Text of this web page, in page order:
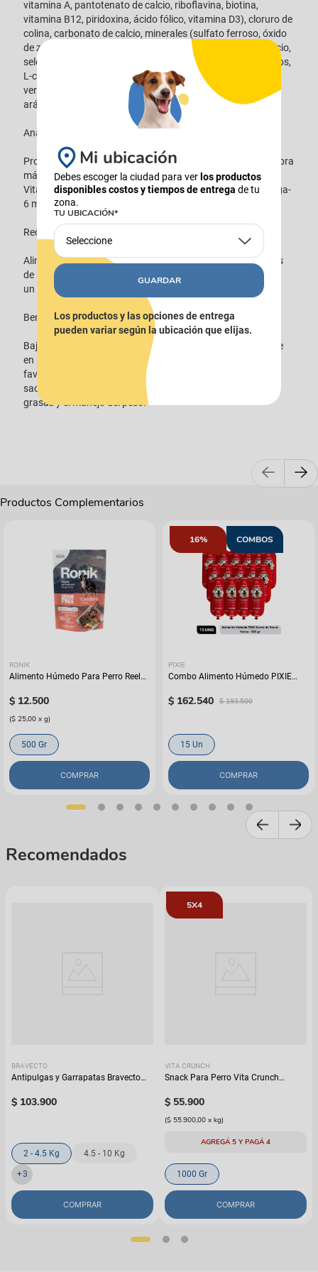
vitamina A, pantotenato de calcio, riboflavina, biotina,
vitamina B12, piridoxina, ácido fólico, vitamina D3), cloruro de
colina, carbonato de calcio, minerales (sulfato ferroso, óxido
de zinc, sulfato de cobre, óxido manganoso, yodato de calcio,
selenito de sodio), taurina, fibra de avena, tocoferoles mixtos,
L-carnitina, sabores naturales (romero, té verde, menta
verde), beta caroteno, manzanas, brócoli, zanahorias,
arándanos, guisantes verdes.
Análisis garantizado:
Proteína mín. 20% (200 g/kg) Grasa mín. 5.5% (55 g/kg) Fibra
máx. 14% (140 g/kg) Humedad máx. 10.5% (105 g/kg)
Vitamina E mín. 600 UI/kg Vitamina C mín. 90 mg/kg Omega-
6 mín. 1.5% (15 g/kg) L-carnitina mín. 200 ppm.
Recomendaciones:
Alimento balanceado y bajo en calorías para perros adultos
de 1 a 6 años de razas pequeñas y miniatura. Conservar en
un lugar fresco y seco. Consulte al médico veterinario.
Beneficios:
Bajo en calorías para ayudar a mantener un peso saludable
en perros con tendencia al sobrepeso. Fibra natural que
favorece el tránsito gastrointestinal y genera sensación de
saciedad. L-carnitina para apoyar el metabolismo de las
grasas y el manejo del peso.
Productos Complementarios
RONIK
Alimento Húmedo Para Perro Reelds
$ 12.500
($ 25,00 x g)
500 Gr
COMPRAR
COMBOS
16%
PIXIE
Combo Alimento Húmedo PIXIE
$ 162.540 $ 193.500
15 Un
COMPRAR
Recomendados
BRAVECTO
Antipulgas y Garrapatas Bravecto
$ 103.900
2 - 4.5 Kg 4.5 - 10 Kg
+3
COMPRAR
5X4
VITA CRUNCH
Snack Para Perro Vita Crunch
$ 55.900
($ 55.900,00 x kg)
AGREGÁ 5 Y PAGÁ 4
1000 Gr
COMPRAR
Mi ubicación
Debes escoger la ciudad para ver los productos
disponibles costos y tiempos de entrega de tu
zona.
TU UBICACIÓN*
Seleccione
GUARDAR
Los productos y las opciones de entrega
pueden variar según la ubicación que elijas.